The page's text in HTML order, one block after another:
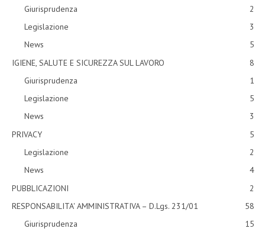
Giurisprudenza
2
Legislazione
3
News
5
IGIENE, SALUTE E SICUREZZA SUL LAVORO
8
Giurisprudenza
1
Legislazione
5
News
3
PRIVACY
5
Legislazione
2
News
4
PUBBLICAZIONI
2
RESPONSABILITA' AMMINISTRATIVA – D.Lgs. 231/01
58
Giurisprudenza
15